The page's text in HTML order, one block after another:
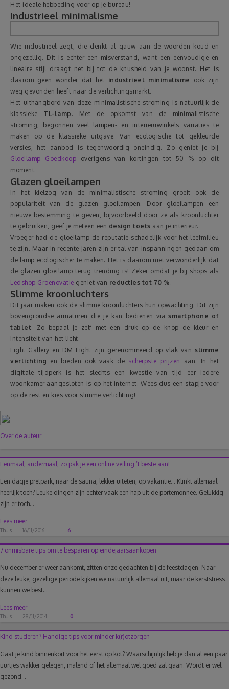
Het ideale hebbeding voor op je bureau!
Industrieel minimalisme
Wie industrieel zegt, die denkt al gauw aan de woorden koud en
ongezellig. Dit is echter een misverstand, want een eenvoudige en
lineaire stijl draagt net bij tot de knusheid van je woonst. Het is
daarom geen wonder dat het industrieel minimalisme ook zijn
weg gevonden heeft naar de verlichtingsmarkt.
Het uithangbord van deze minimalistische stroming is natuurlijk de
klassieke TL-lamp . Met de opkomst van de minimalistische
stroming, begonnen veel lampen- en interieurwinkels variaties te
maken op de klassieke uitgave. Van ecologische tot gekleurde
versies, het aanbod is tegenwoordig oneindig. Zo geniet je bij
Gloeilamp Goedkoop overigens van kortingen tot 50 % op dit
moment.
Glazen gloeilampen
In het kielzog van de minimalistische stroming groeit ook de
populariteit van de glazen gloeilampen. Door gloeilampen een
nieuwe bestemming te geven, bijvoorbeeld door ze als kroonluchter
te gebruiken, geef je meteen een design toets aan je interieur.
Vroeger had de gloeilamp de reputatie schadelijk voor het leefmilieu
te zijn. Maar in recente jaren zijn er tal van inspanningen gedaan om
de lamp ecologischer te maken. Het is daarom niet verwonderlijk dat
de glazen gloeilamp terug trending is! Zeker omdat je bij shops als
Ledshop Groenovatie geniet van reducties tot 70 % .
Slimme kroonluchters
Dit jaar maken ook de slimme kroonluchters hun opwachting. Dit zijn
bovengrondse armaturen die je kan bedienen via smartphone of
tablet. Zo bepaal je zelf met een druk op de knop de kleur en
intensiteit van het licht.
Light Gallery en DM Light zijn gerenommeerd op vlak van slimme
verlichting en bieden ook vaak de scherpste prijzen
aan. In het
digitale tijdperk is het slechts een kwestie van tijd eer iedere
woonkamer aangesloten is op het internet. Wees dus een stapje voor
op de rest en kies voor slimme verlichting!
Over de auteur
Eenmaal, andermaal, zo pak je een online veiling ’t beste aan!
Een dagje pretpark, naar de sauna, lekker uiteten, op vakantie… Klinkt allemaal
heerlijk toch? Leuke dingen zijn echter vaak een hap uit de portemonnee. Gelukkig
zijn er toch...
Lees meer
Thuis 16/11/2016 6
7 onmisbare tips om te besparen op eindejaarsaankopen
Nu december er weer aankomt, zitten onze gedachten bij de feestdagen. Naar
deze leuke, gezellige periode kijken we natuurlijk allemaal uit, maar de kerststress
kunnen we best...
Lees meer
Thuis 28/11/2014 0
Kind studeren? Handige tips voor minder k(r)otzorgen
Gaat je kind binnenkort voor het eerst op kot? Waarschijnlijk heb je dan al een paar
uurtjes wakker gelegen, malend of het allemaal wel goed zal gaan. Wordt er wel
gezond...